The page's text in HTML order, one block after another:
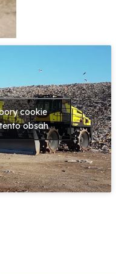
cookie
obsah